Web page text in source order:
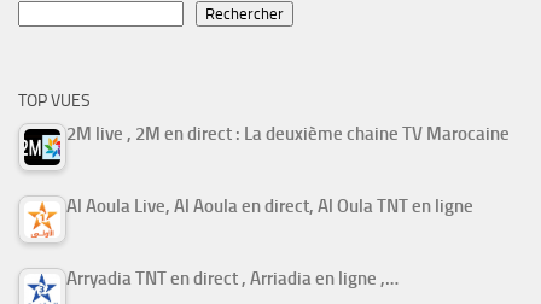
Rechercher
TOP VUES
2M live , 2M en direct : La deuxième chaine TV Marocaine
Al Aoula Live, Al Aoula en direct, Al Oula TNT en ligne
Arryadia TNT en direct , Arriadia en ligne ,…